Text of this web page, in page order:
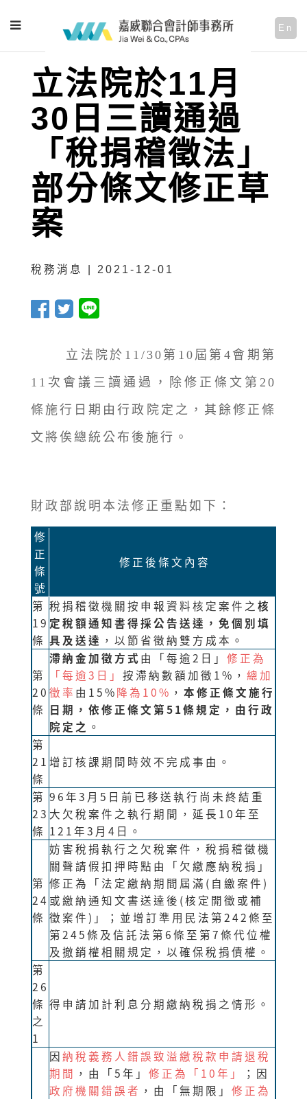
En
立法院於11月
30日三讀通過
「稅捐稽徵法」
部分條文修正草
案
稅務消息 | 2021-12-01
立法院於11/30第10屆第4會期第
11次會議三讀通過，除修正條文第20
條施行日期由行政院定之，其餘修正條
文將俟總統公布後施行。
財政部說明本法修正重點如下：
修
正
條
號
修正後條文內容
第
19
條
稅捐稽徵機關按申報資料核定案件之 核
定稅額通知書得採公告送達，免個別填
具及送達 ，以節省徵納雙方成本。
第
20
條
滯納金加徵方式由「每逾2日」 修正為
「每逾3日」 按滯納數額加徵1%， 總加
徵率 由15%降為10% ， 本修正條文施行
日期，依修正條文第51條規定，由行政
院定之 。
第
21
條
增訂核課期間時效不完成事由。
第
23
條
96年3月5日前已移送執行尚未終結重
大欠稅案件之執行期間，延長10年至
121年3月4日。
第
24
條
妨害稅捐執行之欠稅案件，稅捐稽徵機
關聲請假扣押時點由「欠繳應納稅捐」
修正為「法定繳納期間屆滿(自繳案件)
或繳納通知文書送達後(核定開徵或補
徵案件)」；並增訂準用民法第242條至
第245條及信託法第6條至第7條代位權
及撤銷權相關規定，以確保稅捐債權。
第
26
條
之
1
得申請加計利息分期繳納稅捐之情形。
因納稅義務人錯誤致溢繳稅款申請退稅
期間 ，由「5年」 修正為「10年」
；因
政府機關錯誤者 ，由「無期限」 修正為